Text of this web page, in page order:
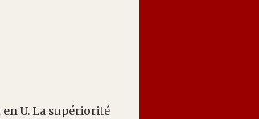
U. La supériorité